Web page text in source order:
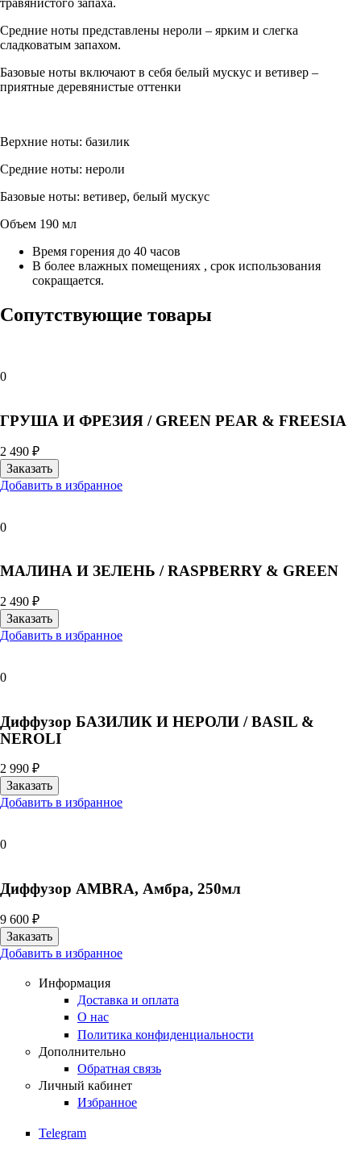
травянистого запаха.
Средние ноты представлены нероли – ярким и слегка
сладковатым запахом.
Базовые ноты включают в себя белый мускус и ветивер –
приятные деревянистые оттенки
Верхние ноты: базилик
Средние ноты: нероли
Базовые ноты: ветивер, белый мускус
Объем 190 мл
Время горения до 40 часов
В более влажных помещениях , срок использования
сокращается.
Сопутствующие товары
0
ГРУША И ФРЕЗИЯ / GREEN PEAR & FREESIA
2 490 ₽
Добавить в избранное
0
МАЛИНА И ЗЕЛЕНЬ / RASPBERRY & GREEN
2 490 ₽
Добавить в избранное
0
Диффузор БАЗИЛИК И НЕРОЛИ / BASIL &
NEROLI
2 990 ₽
Добавить в избранное
0
Диффузор AMBRA, Амбра, 250мл
9 600 ₽
Добавить в избранное
Информация
Доставка и оплата
О нас
Политика конфиденциальности
Дополнительно
Обратная связь
Личный кабинет
Избранное
Telegram